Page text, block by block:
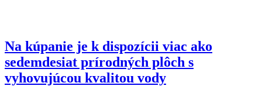
Na kúpanie je k dispozícii viac ako
sedemdesiat prírodných plôch s
vyhovujúcou kvalitou vody